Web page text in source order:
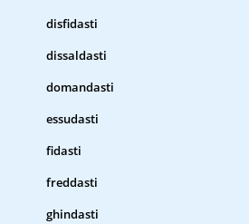
disfidasti
dissaldasti
domandasti
essudasti
fidasti
freddasti
ghindasti